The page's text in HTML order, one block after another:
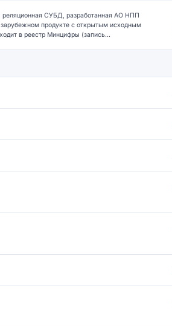
СУБД, разработанная АО НПП
продукте с открытым исходным
в реестр Минцифры (запись...